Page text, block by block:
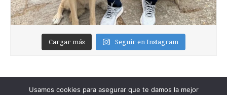
Cargar más Seguir en Instagram
Usamos cookies para asegurar que te damos la mejor